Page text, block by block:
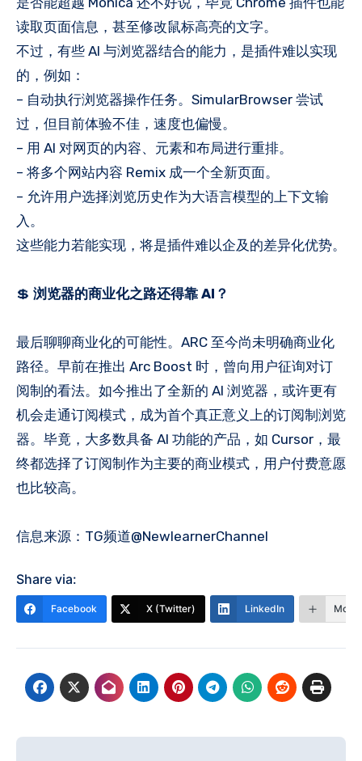
读取页面信息，甚至修改鼠标高亮的文字。
不过，有些 AI 与浏览器结合的能力，是插件难以实现
的，例如：
– 自动执行浏览器操作任务。SimularBrowser 尝试
过，但目前体验不佳，速度也偏慢。
– 用 AI 对网页的内容、元素和布局进行重排。
– 将多个网站内容 Remix 成一个全新页面。
– 允许用户选择浏览历史作为大语言模型的上下文输
入。
这些能力若能实现，将是插件难以企及的差异化优势。
💲 浏览器的商业化之路还得靠 AI？
最后聊聊商业化的可能性。ARC 至今尚未明确商业化
路径。早前在推出 Arc Boost 时，曾向用户征询对订
阅制的看法。如今推出了全新的 AI 浏览器，或许更有
机会走通订阅模式，成为首个真正意义上的订阅制浏览
器。毕竟，大多数具备 AI 功能的产品，如 Cursor，最
终都选择了订阅制作为主要的商业模式，用户付费意愿
也比较高。
信息来源：TG频道@NewlearnerChannel
Share via:
Facebook X (Twitter) LinkedIn More